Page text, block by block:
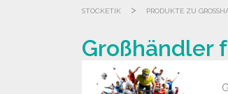
STOCKETIK > PRODUKTE ZU
Großhändler